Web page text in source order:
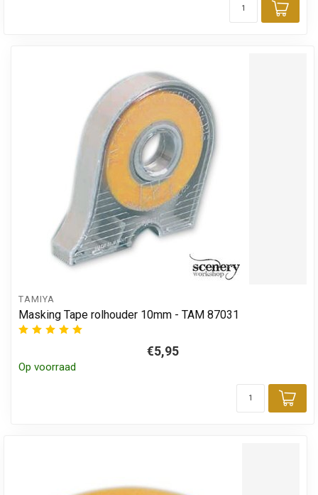
TAMIYA
Masking Tape rolhouder 10mm - TAM 87031
€5,95
Op voorraad